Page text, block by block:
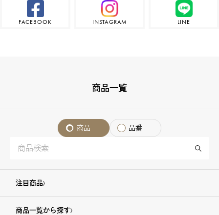
FACEBOOK INSTAGRAM LINE
商品一覧
商品 品番
注目商品
商品一覧から探す